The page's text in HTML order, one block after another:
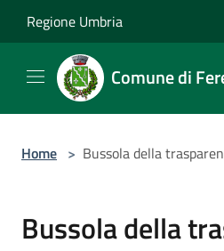
Regione Umbria
Comune di
Home > Bussola della
Bussola della